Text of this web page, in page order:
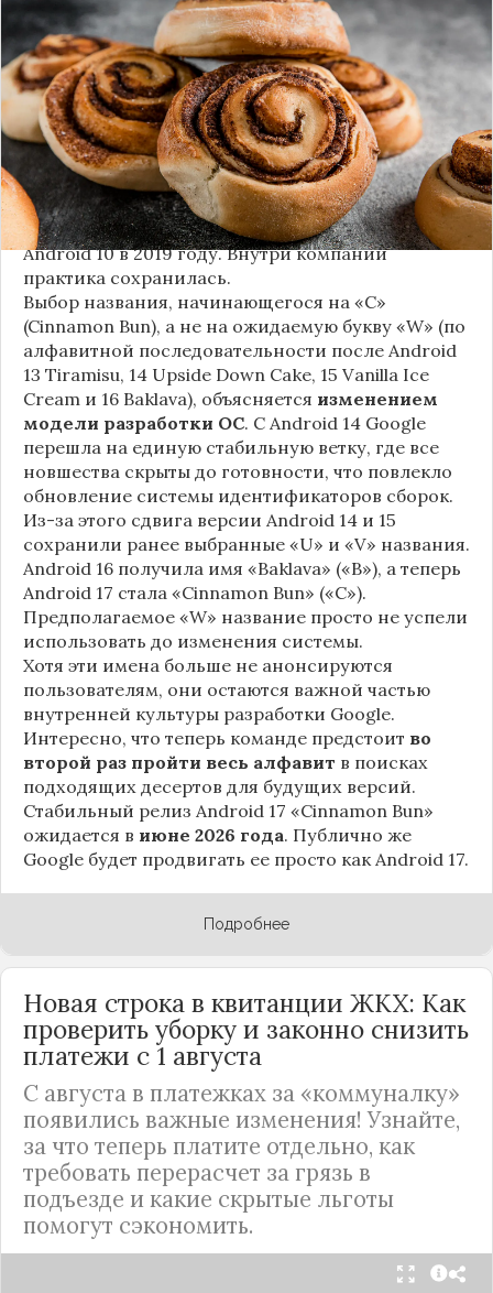
следующей крупной версии Android. Как
сообщают источники, Android 17, релиз которой
ожидается в 2026 году, разрабатывается под
названием«Cinnamon Bun»(«Булочка с
корицей»).
Это решение продолжает знаменитую традицию
Google называть версии Android в честь
сладостей и десертов (Cupcake, Donut, KitKat и
т.д.), хотя компанияпрекратила публично
использовать эти именас момента выхода
Android 10 в 2019 году. Внутри компании
практика сохранилась.
Выбор названия, начинающегося на «C»
(Cinnamon Bun), а не на ожидаемую букву «W» (по
алфавитной последовательности после Android
13 Tiramisu, 14 Upside Down Cake, 15 Vanilla Ice
Cream и 16 Baklava), объясняется изменением
модели разработки ОС. С Android 14 Google
перешла на единую стабильную ветку, где все
новшества скрыты до готовности, что повлекло
обновление системы идентификаторов сборок.
Из-за этого сдвига версии Android 14 и 15
сохранили ранее выбранные «U» и «V» названия.
Android 16 получила имя «Baklava» («B»), а теперь
Android 17 стала «Cinnamon Bun» («C»).
Предполагаемое «W» название просто не успели
использовать до изменения системы.
Хотя эти имена больше не анонсируются
пользователям, они остаются важной частью
внутренней культуры разработки Google.
Интересно, что теперь команде предстоит во
второй раз пройти весь алфавит в поисках
подходящих десертов для будущих версий.
Стабильный релиз Android 17 «Cinnamon Bun»
ожидается в июне 2026 года. Публично же
Google будет продвигать ее просто как Android 17.
Подробнее
Новая строка в квитанции ЖКХ: Как
проверить уборку и законно снизить
платежи с 1 августа
С августа в платежках за «коммуналку»
появились важные изменения! Узнайте,
за что теперь платите отдельно, как
требовать перерасчет за грязь в
подъезде и какие скрытые льготы
помогут сэкономить.